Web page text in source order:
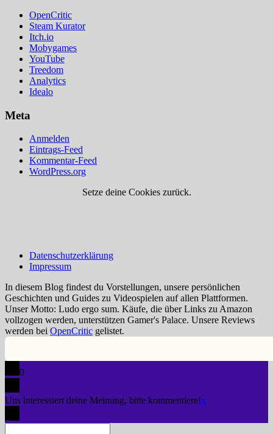
OpenCritic
Steam Kurator
Itch.io
Mobygames
YouTube
Treedom
Analytics
Idealo
Meta
Anmelden
Eintrags-Feed
Kommentar-Feed
WordPress.org
Setze deine Cookies zurück.
Datenschutzerklärung
Impressum
In diesem Blog findest du Vorstellungen, unsere persönlichen
Geschichten und Guides zu Videospielen auf allen Plattformen.
Unser Motto: Ludo ergo sum. Käufe, die über Links zu Amazon
vollzogen werden, unterstützen Gamer's Palace. Unsere Reviews
werden bei OpenCritic gelistet.
0
Uns interessiert deine Meinung, bitte kommentiere!x